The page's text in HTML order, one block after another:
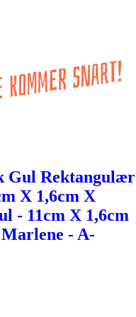
Gul Rektangulær
X 1,6cm X
- 11cm X 1,6cm
- A-